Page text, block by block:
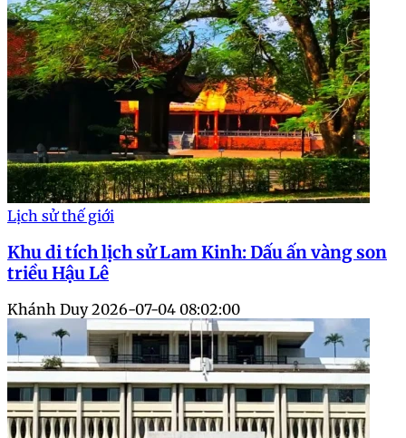
Lịch sử thế giới
Khu di tích lịch sử Lam Kinh: Dấu ấn vàng son
triều Hậu Lê
Khánh Duy 2026-07-04 08:02:00